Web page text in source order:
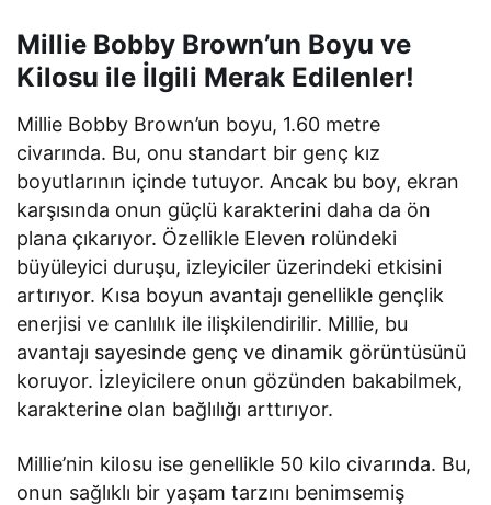
Millie Bobby Brown’un Boyu ve
Kilosu ile İlgili Merak Edilenler!
Millie Bobby Brown’un boyu, 1.60 metre
civarında. Bu, onu standart bir genç kız
boyutlarının içinde tutuyor. Ancak bu boy, ekran
karşısında onun güçlü karakterini daha da ön
plana çıkarıyor. Özellikle Eleven rolündeki
büyüleyici duruşu, izleyiciler üzerindeki etkisini
artırıyor. Kısa boyun avantajı genellikle gençlik
enerjisi ve canlılık ile ilişkilendirilir. Millie, bu
avantajı sayesinde genç ve dinamik görüntüsünü
koruyor. İzleyicilere onun gözünden bakabilmek,
karakterine olan bağlılığı arttırıyor.
Millie’nin kilosu ise genellikle 50 kilo civarında. Bu,
onun sağlıklı bir yaşam tarzını benimsemiş